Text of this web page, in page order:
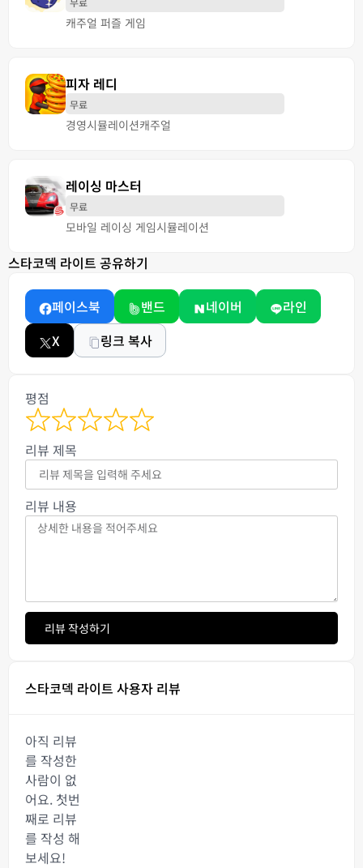
캐주얼 퍼즐 게임
피자 레디
무료
경영시뮬레이션캐주얼
레이싱 마스터
무료
모바일 레이싱 게임시뮬레이션
스타코덱 라이트 공유하기
페이스북 밴드 네이버
라인
X
링크 복사
평점
리뷰 제목
리뷰 내용
리뷰 작성하기
스타코덱 라이트 사용자 리뷰
아직 리뷰
를 작성한
사람이 없
어요. 첫번
째로 리뷰
를 작성 해
보세요!